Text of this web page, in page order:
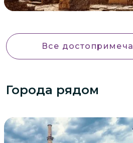
Все
Города рядом